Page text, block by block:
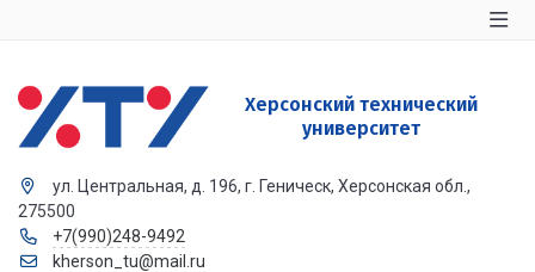
Херсонский технический
университет
ул. Центральная, д. 196, г. Геническ, Херсонская обл.,
275500
+7(990)248-9492
kherson_tu@mail.ru